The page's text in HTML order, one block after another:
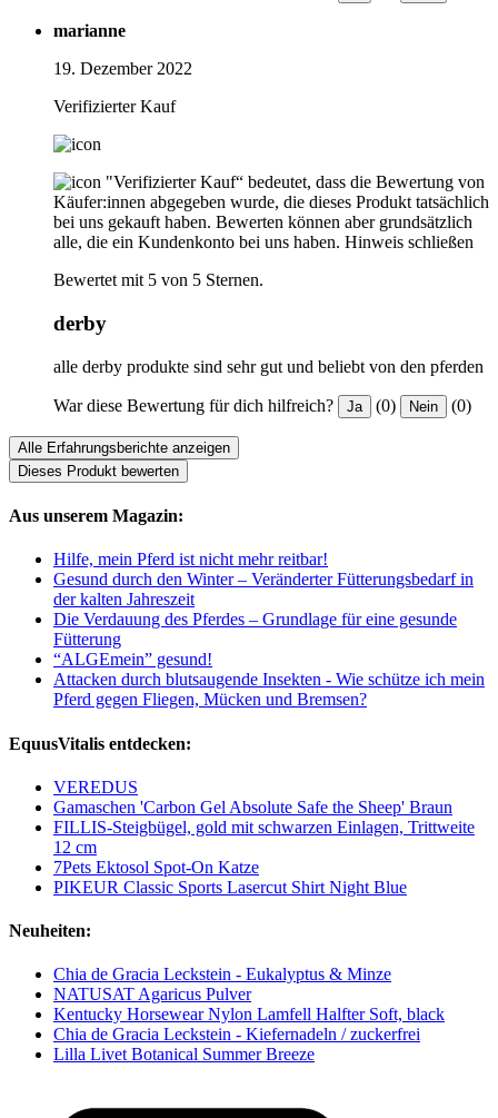
marianne
19. Dezember 2022
Verifizierter Kauf
"Verifizierter Kauf“ bedeutet, dass die Bewertung von
Käufer:innen abgegeben wurde, die dieses Produkt tatsächlich
bei uns gekauft haben. Bewerten können aber grundsätzlich
alle, die ein Kundenkonto bei uns haben. Hinweis schließen
Bewertet mit 5 von 5 Sternen.
derby
alle derby produkte sind sehr gut und beliebt von den pferden
War diese Bewertung für dich hilfreich? Ja (0) Nein (0)
Alle Erfahrungsberichte anzeigen
Dieses Produkt bewerten
Aus unserem Magazin:
Hilfe, mein Pferd ist nicht mehr reitbar!
Gesund durch den Winter – Veränderter Fütterungsbedarf in
der kalten Jahreszeit
Die Verdauung des Pferdes – Grundlage für eine gesunde
Fütterung
“ALGEmein” gesund!
Attacken durch blutsaugende Insekten - Wie schütze ich mein
Pferd gegen Fliegen, Mücken und Bremsen?
EquusVitalis entdecken:
VEREDUS
Gamaschen 'Carbon Gel Absolute Safe the Sheep' Braun
FILLIS-Steigbügel, gold mit schwarzen Einlagen, Trittweite
12 cm
7Pets Ektosol Spot-On Katze
PIKEUR Classic Sports Lasercut Shirt Night Blue
Neuheiten:
Chia de Gracia Leckstein - Eukalyptus & Minze
NATUSAT Agaricus Pulver
Kentucky Horsewear Nylon Lamfell Halfter Soft, black
Chia de Gracia Leckstein - Kiefernadeln / zuckerfrei
Lilla Livet Botanical Summer Breeze